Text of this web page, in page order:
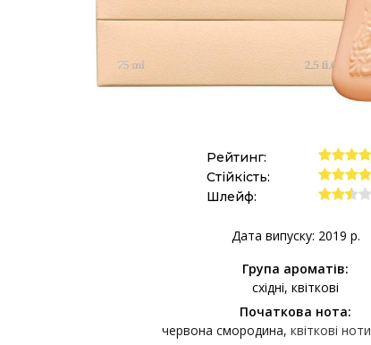
Рейтинг:
Стійкість:
Шлейф:
Дата випуску: 2019 р.
Група ароматів:
східні квіткові
Початкова нота:
червона смородина квіткові ноти